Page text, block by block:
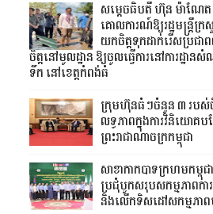
សម្តេចធិបតី ហ៊ុន ម៉ាណែត
គោលការណ៍ឱ្យរដ្ឋមន្ត្រីក្
យកចិត្តទុកដាក់រើសប្រជាព
ចិត្តនៅមូលដ្ឋាន ឱ្យចូលធ្វើការនៅការដ្ឋា
ទឹក នៅខេត្តកំពង់ធំ
ក្រុមហ៊ុនធំៗចំនួន ៣ របស់
លទ្ធភាពក្នុងការវិនិយោគ
ព្រះរាជាណាចក្រកម្ពុជា
សាខាកាកបាទក្រហមកម្ពុជ
ប្រជុំបូកសរុបសកម្មភាពកា
និងលើកទិសដៅសកម្មភាព